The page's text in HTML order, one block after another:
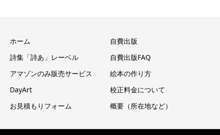
ホーム
自費出版
詩集「詩あ」レーベル
自費出版FAQ
アマゾンのみ販売サービス
絵本の作り方
DayArt
校正料金について
お見積もりフォーム
概要（所在地など）